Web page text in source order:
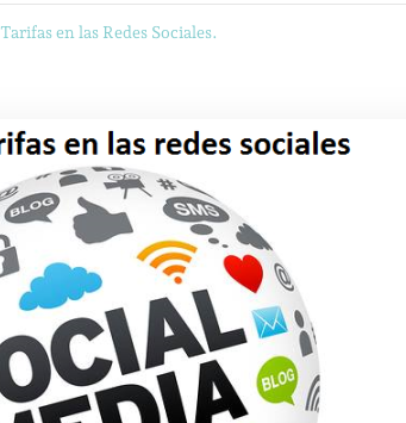
Tarifas en las Redes Sociales.